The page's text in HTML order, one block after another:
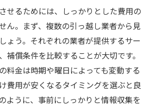
での引っ越しをスムーズに進めるた
イド
しの全体計画を立てる方法
準備のタイムライン
な引っ越しチェックリスト
当日のスケジュール管理
せるためには、しっかりとした費用の
ん。まず、複数の引っ越し業者から見
ょう。それぞれの業者が提供するサー
補償条件を比較することが大切です。
料金は時期や曜日によっても変動する
費用が安くなるタイミングを選ぶと良
ように、事前にしっかりと情報収集を